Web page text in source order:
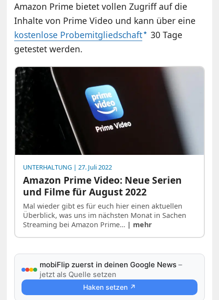
Amazon Prime bietet vollen Zugriff auf die
Inhalte von Prime Video und kann über eine
kostenlose Probemitgliedschaft
30 Tage
getestet werden.
UNTERHALTUNG | 27. Juli 2022
Amazon Prime Video: Neue Serien
und Filme für August 2022
Mal wieder gibt es für euch hier einen aktuellen
Überblick, was uns im nächsten Monat in Sachen
Streaming bei Amazon Prime… | mehr
mobiFlip zuerst in deinen Google News –
jetzt als Quelle setzen
Haken setzen ↗